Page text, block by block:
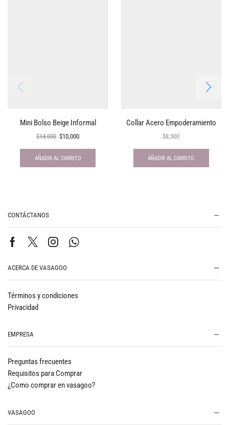
Mini Bolso Beige Informal
$14,000 $10,000
AÑADIR AL CARRITO
Collar Acero Empoderamiento
$8,500
AÑADIR AL CARRITO
CONTÁCTANOS
ACERCA DE VASAGOO
Términos y condiciones
Privacidad
EMPRESA
Preguntas frecuentes
Requisitos para Comprar
¿Como comprar en vasagoo?
VASAGOO